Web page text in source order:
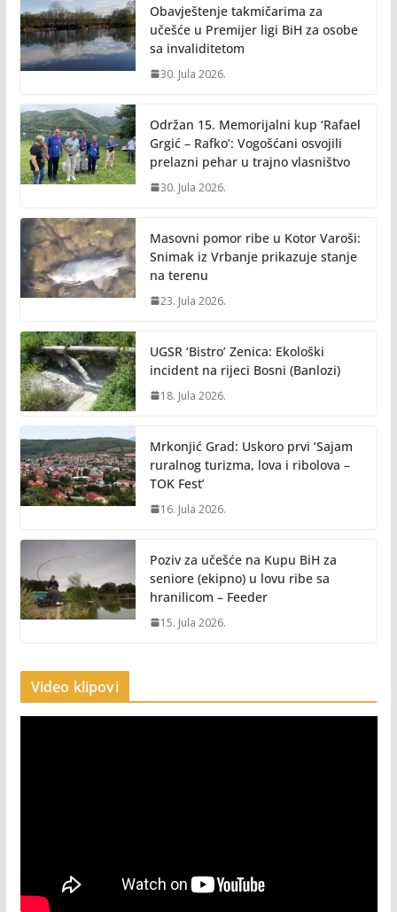
Obavještenje takmičarima za
učešće u Premijer ligi BiH za osobe
sa invaliditetom
30. Jula 2026.
Održan 15. Memorijalni kup ‘Rafael
Grgić – Rafko’: Vogošćani osvojili
prelazni pehar u trajno vlasništvo
30. Jula 2026.
Masovni pomor ribe u Kotor Varoši:
Snimak iz Vrbanje prikazuje stanje
na terenu
23. Jula 2026.
UGSR ‘Bistro’ Zenica: Ekološki
incident na rijeci Bosni (Banlozi)
18. Jula 2026.
Mrkonjić Grad: Uskoro prvi ‘Sajam
ruralnog turizma, lova i ribolova –
TOK Fest’
16. Jula 2026.
Poziv za učešće na Kupu BiH za
seniore (ekipno) u lovu ribe sa
hranilicom – Feeder
15. Jula 2026.
Video klipovi